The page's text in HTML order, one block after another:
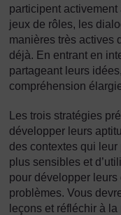
participent activement
jeux de rôles, les
manières très actives
déjà. En entrant en
partageant leurs
compréhension
Les trois stratégies
développer leurs
des contextes qui
plus sensibles et
pour développer
problèmes. Vous
leçons et réfléchir à